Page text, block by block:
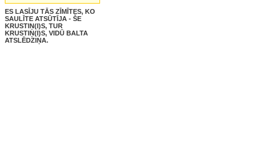
ES LASĪJU TĀS ZĪMĪTES, KO
SAULĪTE ATSŪTĪJA - ŠE
KRUSTIŅ(I)S, TUR
KRUSTIŅ(I)S, VIDŪ BALTA
ATSLĒDZIŅA.